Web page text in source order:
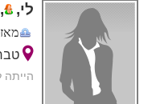
לי, ,
הייתה